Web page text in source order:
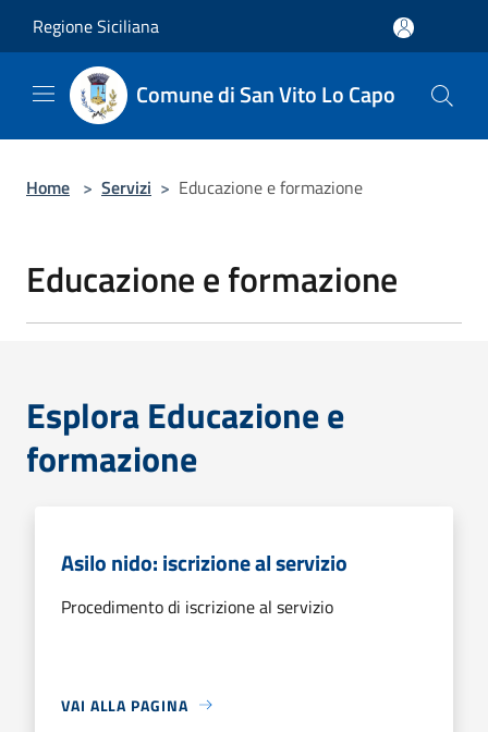
Regione Siciliana
Comune di San Vito Lo Capo
Home > Servizi > Educazione e formazione
Educazione e formazione
Esplora Educazione e
formazione
Asilo nido: iscrizione al servizio
Procedimento di iscrizione al servizio
VAI ALLA PAGINA